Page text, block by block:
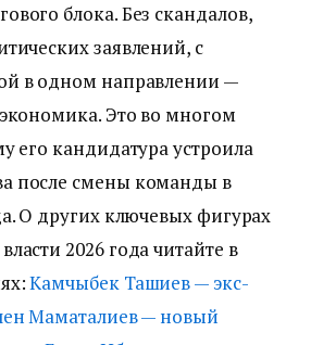
блока. Без скандалов,
заявлений, с
в одном направлении —
Это во многом
его кандидатура устроила
после смены команды в
О других ключевых фигурах
2026 года читайте в
Камчыбек Ташиев — экс-
Маматалиев — новый